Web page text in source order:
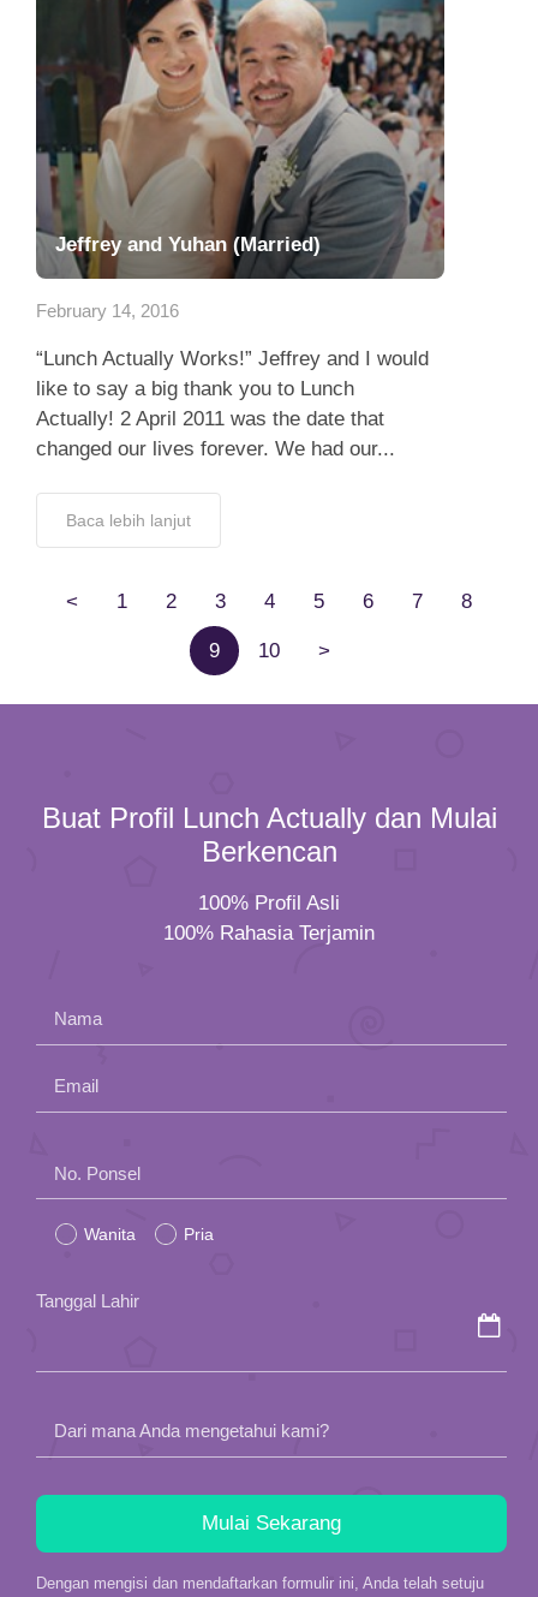
Jeffrey and Yuhan (Married)
February 14, 2016
“Lunch Actually Works!” Jeffrey and I would
like to say a big thank you to Lunch
Actually! 2 April 2011 was the date that
changed our lives forever. We had our...
Baca lebih lanjut
< 1 2 3 4 5 6 7 8
9 10 >
Buat Profil Lunch Actually dan Mulai
Berkencan
100% Profil Asli
100% Rahasia Terjamin
Nama
Email
leave
this
No. Ponsel
Wanita Pria
Tanggal Lahir
Dari mana Anda mengetahui kami?
Dengan mengisi dan mendaftarkan formulir ini, Anda telah setuju